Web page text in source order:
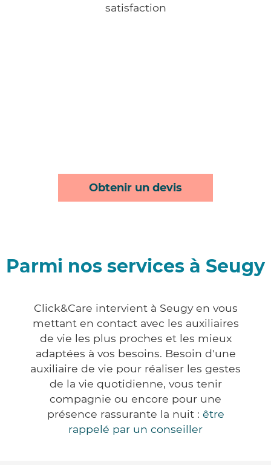
satisfaction
Obtenir un devis
Parmi nos services à Seugy
Click&Care intervient à Seugy en vous
mettant en contact avec les auxiliaires
de vie les plus proches et les mieux
adaptées à vos besoins. Besoin d'une
auxiliaire de vie pour réaliser les gestes
de la vie quotidienne, vous tenir
compagnie ou encore pour une
présence rassurante la nuit : être
rappelé par un conseiller